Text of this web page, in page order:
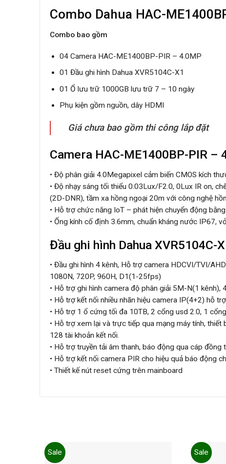
Combo Dahua HAC-
Combo bao gồm
04 Camera HAC-ME1400BP-PIR – 4.0MP
01 Đầu ghi hình Dahua XVR5104C-X1
01 Ổ lưu trữ 1000GB lưu trữ 7 – 10 ngày
Phụ kiện gồm nguồn, dây HDMI
Giá chưa bao gồm thi công lắp đặt
Camera HAC-ME1400BP-PIR –
• Độ phân giải 4.0Megapixel cảm biến CMOS kích
• Độ nhạy sáng tối thiểu 0.03Lux/F2.0, 0Lux IR on,
(2D-DNR), tầm xa hồng ngoại 20m với công nghệ
• Hỗ trợ chức năng IoT – phát hiện chuyển động
• Ống kính cố định 3.6mm, chuẩn kháng nước IP67,
Đầu ghi hình Dahua XVR5104C-
• Đầu ghi hình 4 kênh, Hỗ trợ camera HDCVI/TVI/
1080N, 720P, 960H, D1(1-25fps)
• Hỗ trợ ghi hình camera độ phân giải 5M-N(1
• Hỗ trợ kết nối nhiều nhãn hiệu camera IP(4+2) hỗ
• Hỗ trợ 1 ổ cứng tối đa 10TB, 2 cổng usd 2.0, 1
• Hỗ trợ xem lại và trực tiếp qua mạng máy tính,
128 tài khoản kết nối.
• Hỗ trợ truyền tải âm thanh, báo động qua cáp đồng
• Hỗ trợ kết nối camera PIR cho hiệu quả báo động
• Thiết kế nút reset cứng trên mainboard
Sale Sale